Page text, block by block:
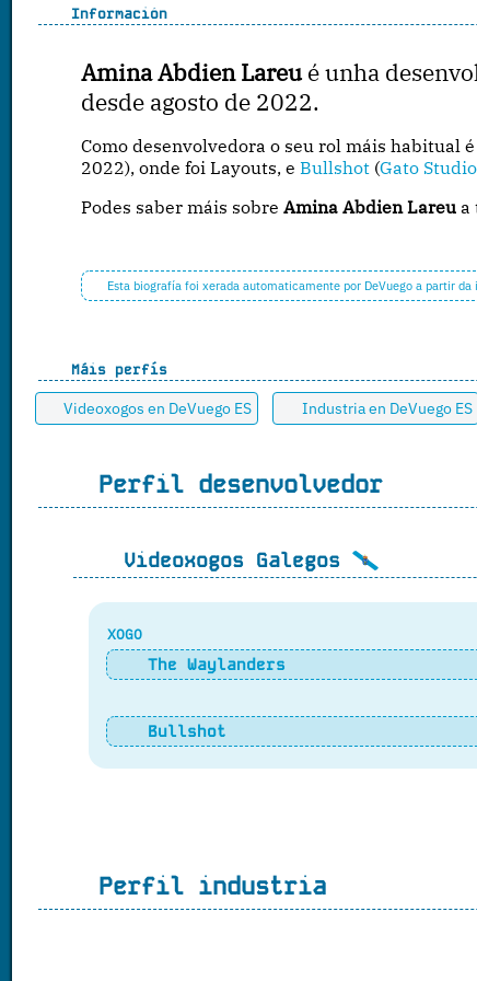
Información
Amina Abdien Lareué unha
desde agosto de 2022.
Como desenvolvedora o seu rol máis habitual é
2022), onde foi Layouts, e Bullshot(Gato Studio
Podes saber máis sobre Amina Abdien Lareua
Esta biografía foi xerada automaticamente por DeVuego a partir
Máis perfís
Videoxogos en DeVuego ES Industria en DeVuego ES
Perfil desenvolvedor
Videoxogos Galegos
XOGO
The Waylanders
Bullshot
Perfil industria